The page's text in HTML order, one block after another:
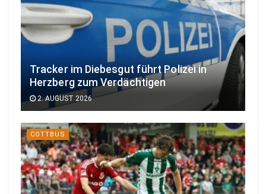
Tracker im Diebesgut führt Polizei in
Herzberg zum Verdächtigen
2. AUGUST 2026
COTTBUS